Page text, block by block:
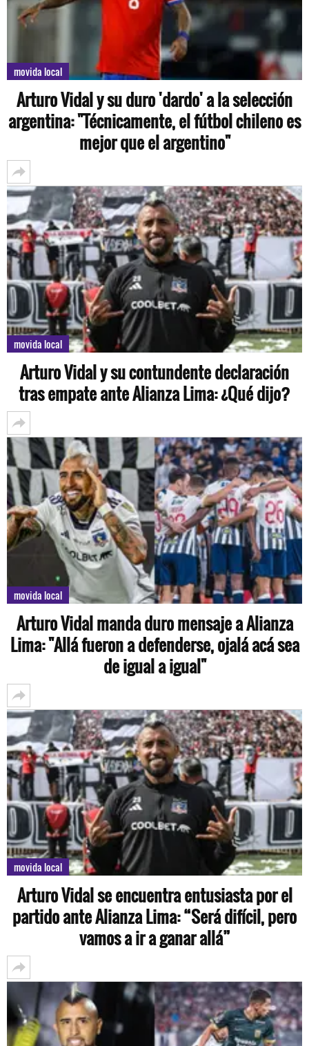
movida local
Arturo Vidal y su duro 'dardo' a la selección
argentina: "Técnicamente, el fútbol chileno es
mejor que el argentino"
movida local
Arturo Vidal y su contundente declaración
tras empate ante Alianza Lima: ¿Qué dijo?
movida local
Arturo Vidal manda duro mensaje a Alianza
Lima: "Allá fueron a defenderse, ojalá acá sea
de igual a igual"
movida local
Arturo Vidal se encuentra entusiasta por el
partido ante Alianza Lima: “Será difícil, pero
vamos a ir a ganar allá”